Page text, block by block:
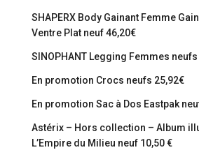
SHAPERX Body Gainant Femme
Ventre Plat neuf 46,20€
SINOPHANT Legging Femmes neufs
En promotion Crocs neufs 25,92€
En promotion Sac à Dos Eastpak
Astérix – Hors collection – Album
L’Empire du Milieu neuf 10,50 €